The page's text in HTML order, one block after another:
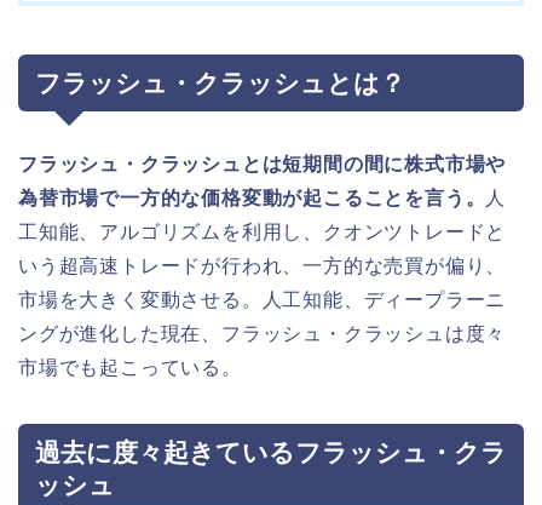
フラッシュ・クラッシュとは？
フラッシュ・クラッシュとは短期間の間に株式市場や
為替市場で一方的な価格変動が起こることを言う。
人
工知能、アルゴリズムを利用し、クオンツトレードと
いう超高速トレードが行われ、一方的な売買が偏り、
市場を大きく変動させる。人工知能、ディープラーニ
ングが進化した現在、フラッシュ・クラッシュは度々
市場でも起こっている。
過去に度々起きているフラッシュ・クラ
ッシュ